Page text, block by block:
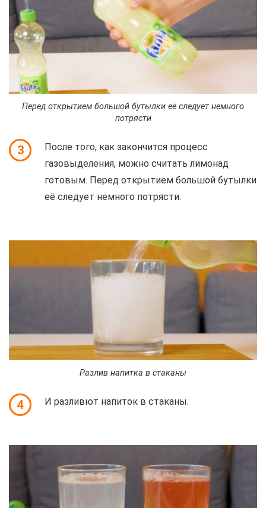
Перед открытием большой бутылки её следует немного
потрясти
3
После того, как закончится процесс
газовыделения, можно считать лимонад
готовым. Перед открытием большой бутылки
её следует немного потрясти.
Разлив напитка в стаканы
4 И разливют напиток в стаканы.